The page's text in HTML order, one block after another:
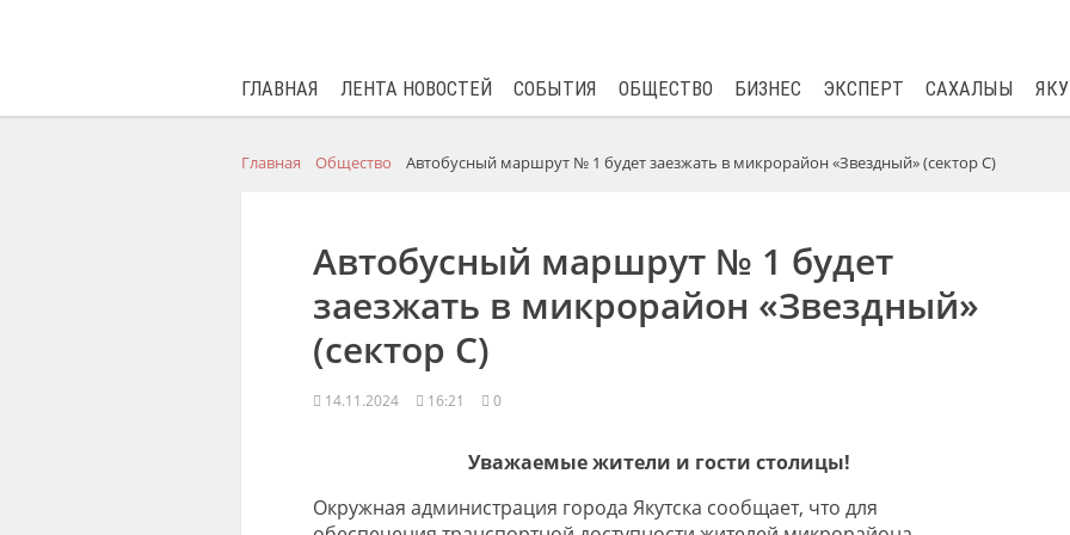
ГЛАВНАЯ ЛЕНТА НОВОСТЕЙ СОБЫТИЯ ОБЩЕСТВО БИЗНЕС ЭКСПЕРТ САХАЛЫЫ
Главная Общество Автобусный маршрут № 1 будет заезжать в микрорайон «Звездный» (сектор С)
Автобусный маршрут № 1 будет
заезжать в микрорайон «Звездный»
(сектор С)
14.11.2024 16:21 0
Уважаемые жители и гости столицы!
Окружная администрация города Якутска сообщает, что для